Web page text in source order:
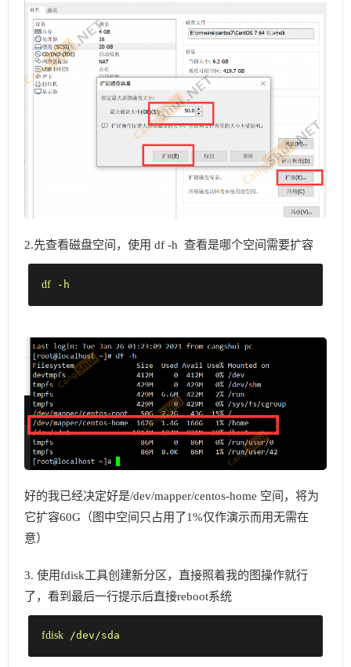
2.先查看磁盘空间，使用 df -h 查看是哪个空间需要扩容
df -h
好的我已经决定好是/dev/mapper/centos-home 空间，将为
它扩容60G（图中空间只占用了1%仅作演示而用无需在
意）
3. 使用fdisk工具创建新分区，直接照着我的图操作就行
了，看到最后一行提示后直接reboot系统
fdisk /dev/sda